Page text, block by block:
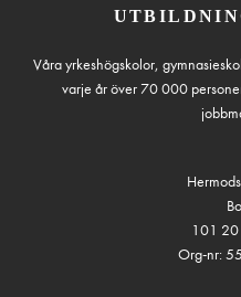
Våra yrkeshögskolor,
varje år över 70 000
101 20
Org-nr: